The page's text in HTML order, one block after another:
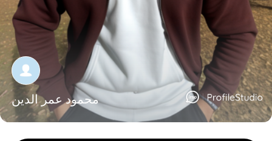
محمود عمر الدين